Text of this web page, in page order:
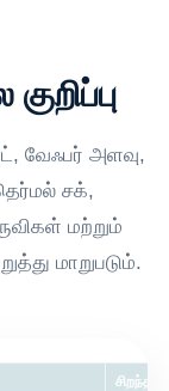
வேஃபர் அளவு,
சக்,
மற்றும்
மாறுபடும்.
சிறந்தது